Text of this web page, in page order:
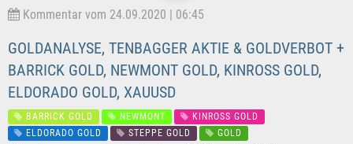
Kommentar vom 24.09.2020 | 06:45
GOLDANALYSE, TENBAGGER AKTIE & GOLDVERBOT +
BARRICK GOLD, NEWMONT GOLD, KINROSS GOLD,
ELDORADO GOLD, XAUUSD
BARRICK GOLD NEWMONT
KINROSS GOLD
ELDORADO GOLD
STEPPE GOLD GOLD